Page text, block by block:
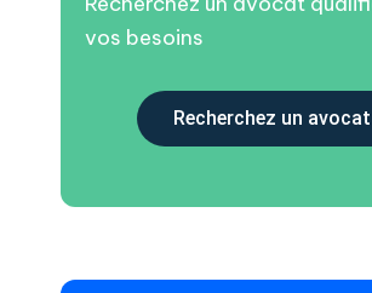
vos besoins
Recherchez un avocat